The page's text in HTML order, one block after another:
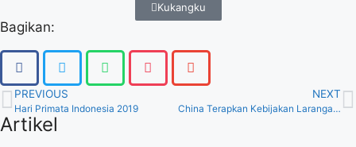
Kukangku
Bagikan:
PREVIOUS
Hari Primata Indonesia 2019
NEXT
China Terapkan Kebijakan Larangan Perdagangan Satwa Liar Karena Covid-19, Bagaimana Dengan Indonesia?
Artikel